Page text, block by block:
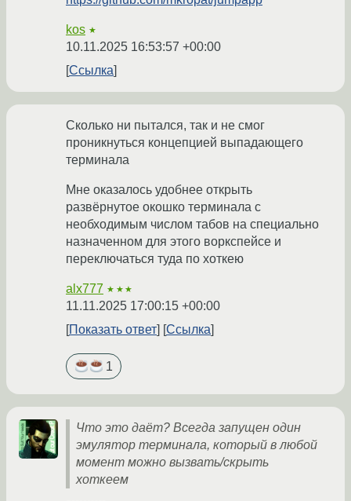
kos ★
10.11.2025 16:53:57 +00:00
Ссылка
Сколько ни пытался, так и не смог
проникнуться концепцией выпадающего
терминала
Мне оказалось удобнее открыть
развёрнутое окошко терминала с
необходимым числом табов на специально
назначенном для этого воркспейсе и
переключаться туда по хоткею
alx777 ★★★
11.11.2025 17:00:15 +00:00
Показать ответ
Ссылка
1
Что это даёт? Всегда запущен один
эмулятор терминала, который в любой
момент можно вызвать/скрыть
хоткеем